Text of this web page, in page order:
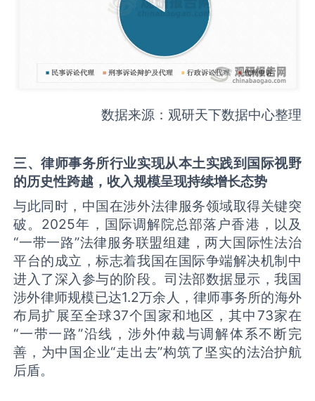
数据来源：观研天下数据中心整理
三、律师事务所行业实现从本土实践到国际视野
的历史性跨越，收入规模呈现持续增长态势
与此同时，中国在涉外法律服务领域取得关键突
破。2025年，国际调解院总部落户香港，以及
“一带一路”法律服务联盟组建，两大国际性法治
平台的成立，标志着我国在国际争端解决机制中
进入了深入参与的阶段。司法部数据显示，我国
涉外律师规模已达1.2万余人，律师事务所的海外
布局扩展至全球37个国家和地区，其中73家在
“一带一路”沿线，涉外仲裁与调解体系不断完
善，为中国企业“走出去”构筑了坚实的法治护航
后盾。